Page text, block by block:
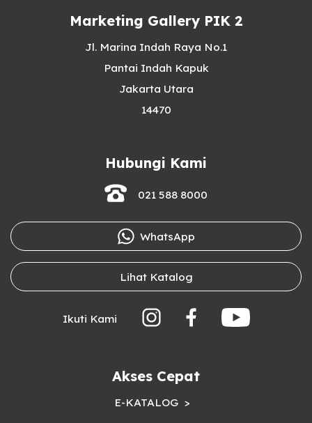
Marketing Gallery PIK 2
Jl. Marina Indah Raya No.1
Pantai Indah Kapuk
Jakarta Utara
14470
Hubungi Kami
021 588 8000
WhatsApp
Lihat Katalog
Ikuti Kami
Akses Cepat
E-KATALOG